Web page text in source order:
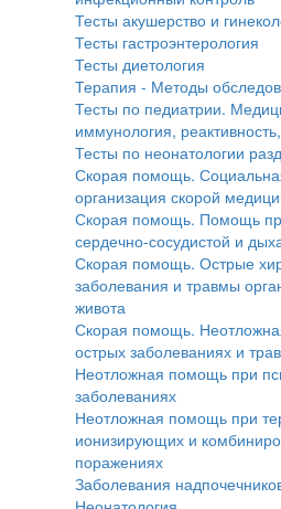
Тесты акушерство и
Тесты гастроэнтерология
Тесты диетология
Терапия - Методы
Тесты по педиатрии.
иммунология,
Тесты по неонатологии
Скорая помощь.
организация скорой
Скорая помощь. Помощь
сердечно-сосудистой и
Скорая помощь. Острые
заболевания и травмы
живота
Скорая помощь.
острых заболеваниях и
Неотложная помощь при
заболеваниях
Неотложная помощь при
ионизирующих и
поражениях
Заболевания